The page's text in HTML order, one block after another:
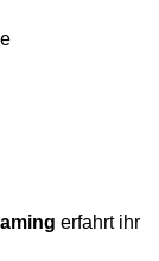
erfahrt ihr